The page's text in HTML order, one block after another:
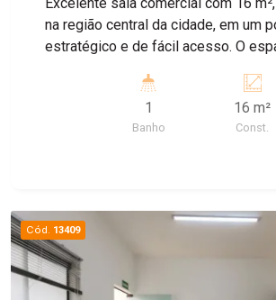
proporcionando um ambiente de
exclusividade. Para visitas falar
Excelente sala comercial com 16
na região central da cidade, em um
estratégico e de fácil acesso. O espaço é ideal
profissionais liberais, oferecendo
funcional e bem localizado. Destaques do imóvel:
* 16 m² de área; * Banheiro privativo;
1
Banho
16 m²
Const.
Cód. 13409